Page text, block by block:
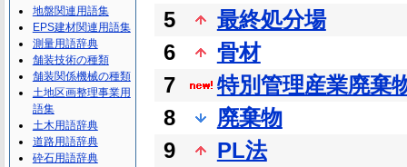
5
最終処分場
6
骨材
7
特別管理産業廃棄
8
廃棄物
9
PL法
地盤関連用語集
EPS建材関連用語集
測量用語辞典
舗装技術の種類
舗装関係機械の種類
土地区画整理事業用
語集
土木用語辞典
道路用語辞典
砕石用語辞典